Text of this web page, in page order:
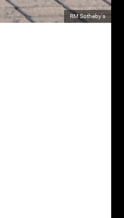
RM Sotheby's